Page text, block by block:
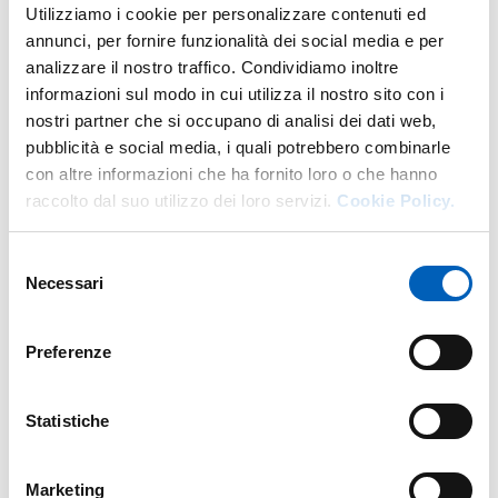
Utilizziamo i cookie per personalizzare contenuti ed
annunci, per fornire funzionalità dei social media e per
analizzare il nostro traffico. Condividiamo inoltre
informazioni sul modo in cui utilizza il nostro sito con i
nostri partner che si occupano di analisi dei dati web,
pubblicità e social media, i quali potrebbero combinarle
con altre informazioni che ha fornito loro o che hanno
raccolto dal suo utilizzo dei loro servizi. Cookie Policy.
delNecessari
Preferenze
Statistiche
Marketing
Anni precedenti
Ricerca
Anno: 2026
Sinergie post-sisma 2012 per la valorizzazione dei centri
Anno: 2025